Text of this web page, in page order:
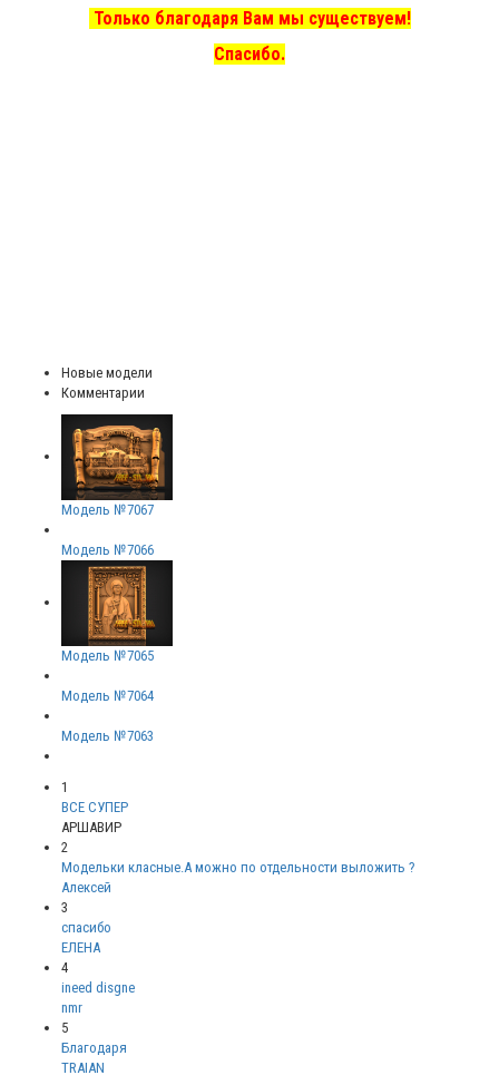
Только благодаря Вам мы существуем!
Спасибо.
Новые модели
Комментарии
Модель №7067
Модель №7066
Модель №7065
Модель №7064
Модель №7063
1
ВСЕ СУПЕР
АРШАВИР
2
Модельки класные.А можно по отдельности выложить ?
Алексей
3
спасибо
ЕЛЕНА
4
ineed disgne
nmr
5
Благодаря
TRAIAN